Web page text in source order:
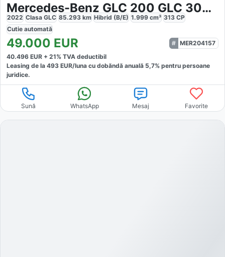
Mercedes-Benz GLC 200 GLC 300 e 4MATIC
2022 Clasa GLC 85.293 km Hibrid (B/E) 1.999 cm³ 313 CP
Cutie automată
49.000 EUR
MER204157
40.496 EUR + 21% TVA deductibil
Leasing de la 493 EUR/luna cu dobăndă anuală 5,7% pentru persoane
juridice.
Sună WhatsApp Mesaj Favorite